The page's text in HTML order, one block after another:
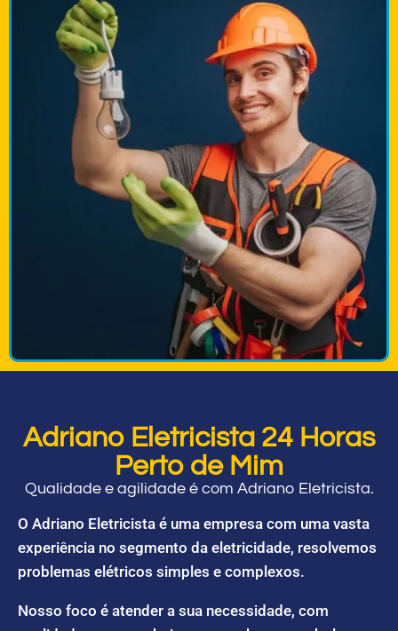
Adriano Eletricista 24 Horas
Perto de Mim
Qualidade e agilidade é com Adriano Eletricista.
O Adriano Eletricista é uma empresa com uma vasta
experiência no segmento da eletricidade, resolvemos
problemas elétricos simples e complexos.
Nosso foco é atender a sua necessidade, com